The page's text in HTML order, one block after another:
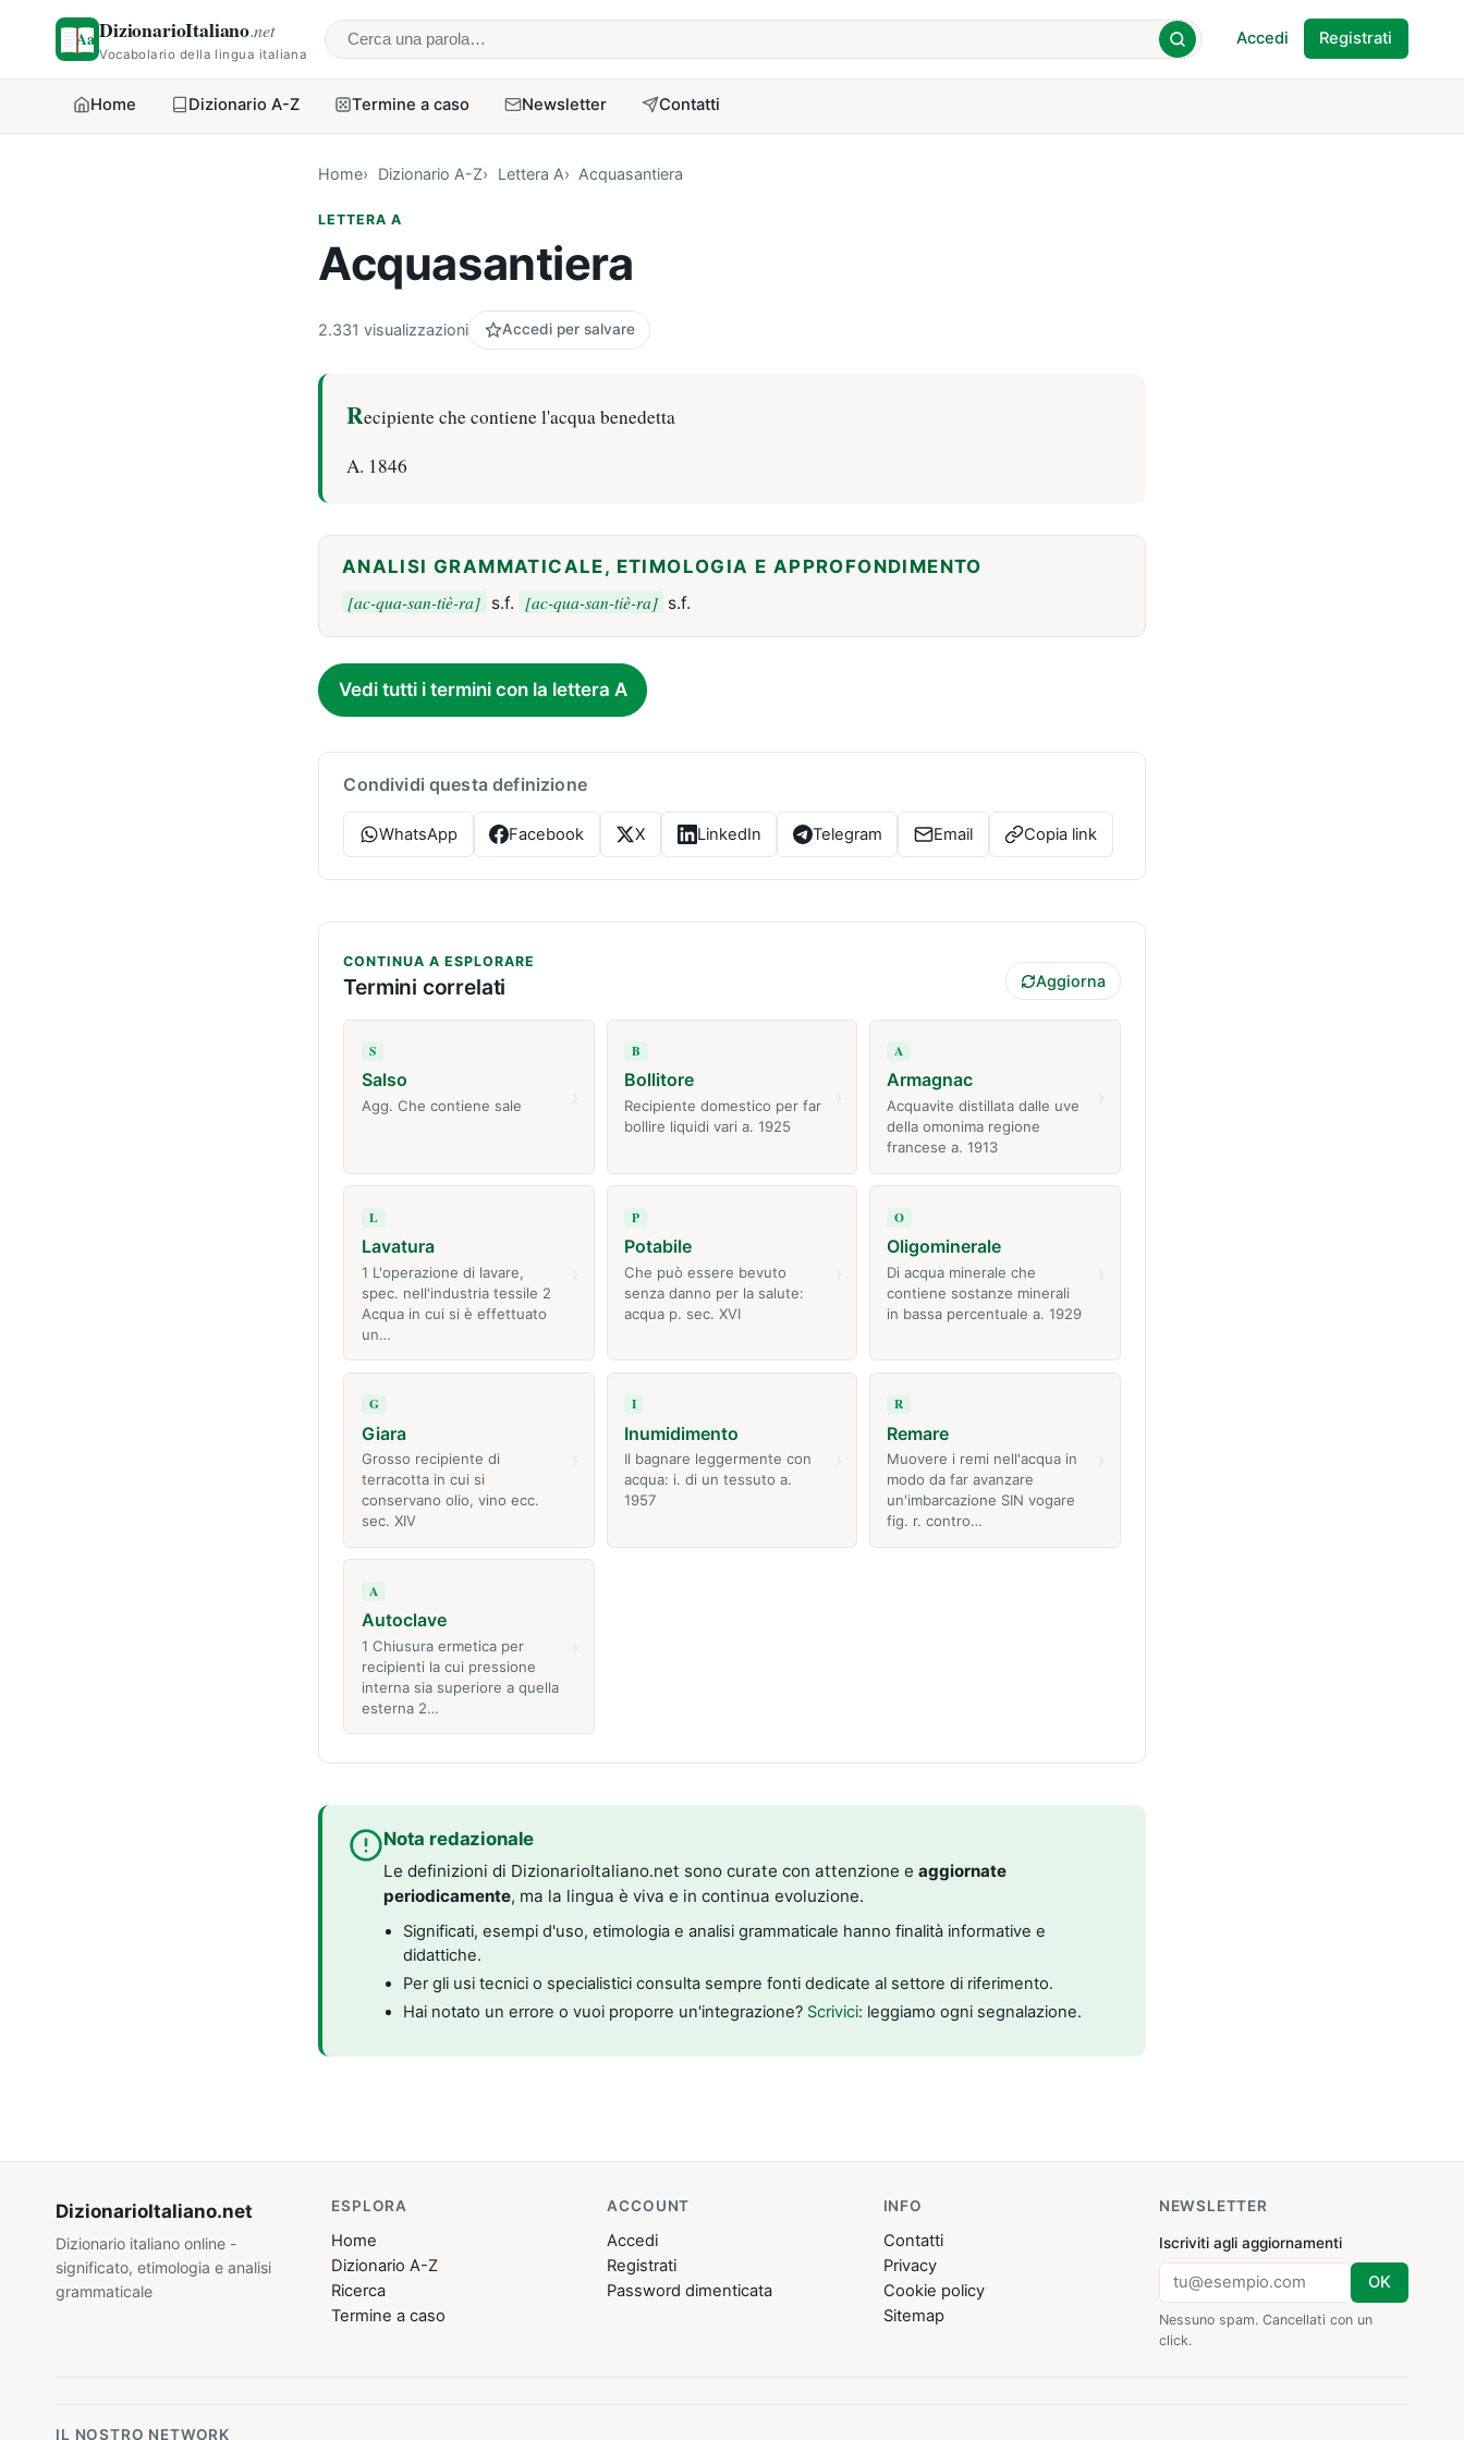
DizionarioItaliano.net
Vocabolario della lingua italiana Cerca una parola
Accedi Registrati
Home Dizionario A-Z Termine a caso Newsletter Contatti
Home Dizionario A-Z Lettera A Acquasantiera
LETTERA A
Acquasantiera
2.331 visualizzazioni Accedi per salvare
Recipiente che contiene l'acqua benedetta
A. 1846
ANALISI GRAMMATICALE, ETIMOLOGIA E APPROFONDIMENTO
[ac-qua-san-tiè-ra] s.f. [ac-qua-san-tiè-ra] s.f.
Vedi tutti i termini con la lettera A
Condividi questa definizione
WhatsApp Facebook X LinkedIn Telegram Email Copia link
CONTINUA A ESPLORARE
Termini correlati Aggiorna
S
Salso
Agg. Che contiene sale
B
Bollitore
Recipiente domestico per far
bollire liquidi vari a. 1925
A
Armagnac
Acquavite distillata dalle uve
della omonima regione
francese a. 1913
L
Lavatura
1 L'operazione di lavare,
spec. nell'industria tessile 2
Acqua in cui si è effettuato
un…
P
Potabile
Che può essere bevuto
senza danno per la salute:
acqua p. sec. XVI
O
Oligominerale
Di acqua minerale che
contiene sostanze minerali
in bassa percentuale a. 1929
G
Giara
Grosso recipiente di
terracotta in cui si
conservano olio, vino ecc.
sec. XIV
I
Inumidimento
Il bagnare leggermente con
acqua: i. di un tessuto a.
1957
R
Remare
Muovere i remi nell'acqua in
modo da far avanzare
un'imbarcazione SIN vogare
fig. r. contro…
A
Autoclave
1 Chiusura ermetica per
recipienti la cui pressione
interna sia superiore a quella
esterna 2…
Nota redazionale
Le definizioni di DizionarioItaliano.net sono curate con attenzione e aggiornate
periodicamente, ma la lingua è viva e in continua evoluzione.
Significati, esempi d'uso, etimologia e analisi grammaticale hanno finalità informative e
didattiche.
Per gli usi tecnici o specialistici consulta sempre fonti dedicate al settore di riferimento.
Hai notato un errore o vuoi proporre un'integrazione? Scrivici: leggiamo ogni segnalazione.
DizionarioItaliano.net
Dizionario italiano online -
significato, etimologia e analisi
grammaticale
ESPLORA
Home
Dizionario A-Z
Ricerca
Termine a caso
ACCOUNT
Accedi
Registrati
Password dimenticata
INFO
Contatti
Privacy
Cookie policy
Sitemap
NEWSLETTER
Iscriviti agli aggiornamenti
OK
Nessuno spam. Cancellati con un
click.
IL NOSTRO NETWORK